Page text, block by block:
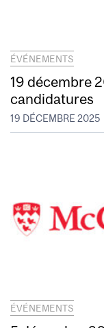
ÉVÉNEMENTS
19 décembre
candidatures
19 DÉCEMBRE 2025
ÉVÉNEMENTS